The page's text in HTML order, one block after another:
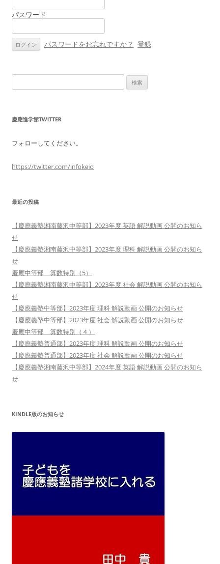
シ
ン
パスワード
パスワードをお忘れですか？ 登録
索:
慶應進学館TWITTER
フォローしてください。
https://twitter.com/infokeio
最近の投稿
【慶應義塾湘南藤沢中等部】2023年度 英語 解説動画 公開のお知ら
せ
【慶應義塾湘南藤沢中等部】2023年度 理科 解説動画 公開のお知ら
せ
慶應中等部 算数特別（5）
【慶應義塾湘南藤沢中等部】2023年度 社会 解説動画 公開のお知ら
せ
【慶應義塾中等部】2023年度 理科 解説動画 公開のお知らせ
【慶應義塾中等部】2023年度 社会 解説動画 公開のお知らせ
慶應中等部 算数特別（４）
【慶應義塾普通部】2023年度 理科 解説動画 公開のお知らせ
【慶應義塾普通部】2023年度 社会 解説動画 公開のお知らせ
【慶應義塾湘南藤沢中等部】2024年度 英語 解説動画 公開のお知ら
せ
KINDLE版のお知らせ